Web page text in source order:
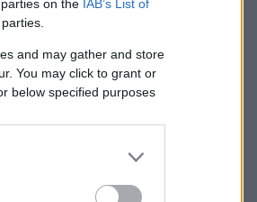
on the IAB’s List of
and may gather and store
You may click to grant or
below specified purposes
I nostri cari
I nostri cari
I nostri cari